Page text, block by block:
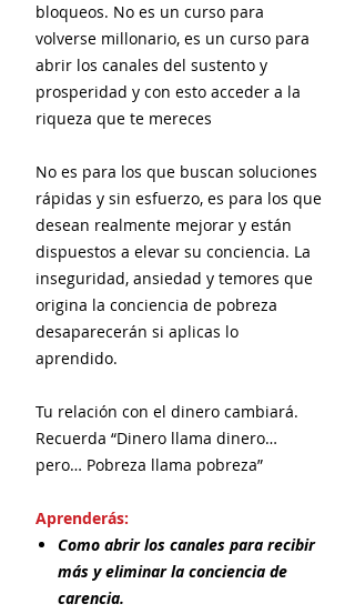
bloqueos. No es un curso para
volverse millonario, es un curso para
abrir los canales del sustento y
prosperidad y con esto acceder a la
riqueza que te mereces
No es para los que buscan soluciones
rápidas y sin esfuerzo, es para los que
desean realmente mejorar y están
dispuestos a elevar su conciencia. La
inseguridad, ansiedad y temores que
origina la conciencia de pobreza
desaparecerán si aplicas lo
aprendido.
Tu relación con el dinero cambiará.
Recuerda “Dinero llama dinero…
pero… Pobreza llama pobreza”
Aprenderás:
Como abrir los canales para recibir
más y eliminar la conciencia de
carencia.